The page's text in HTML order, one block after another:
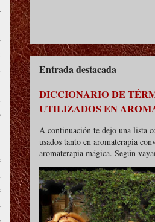
Entrada destacada
DICCIONARIO DE
UTILIZADOS EN
A continuación te dejo una lista
usados tanto en aromaterapia
aromaterapia mágica. Según